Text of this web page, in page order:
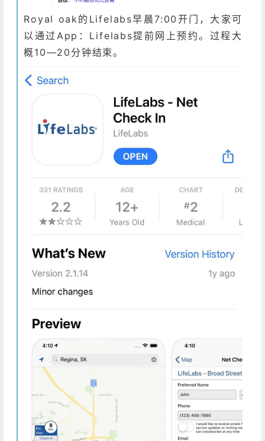
Royal oak的Lifelabs早晨7:00开门，大家可
以通过App：Lifelabs提前网上预约。过程大
概10—20分钟结束。